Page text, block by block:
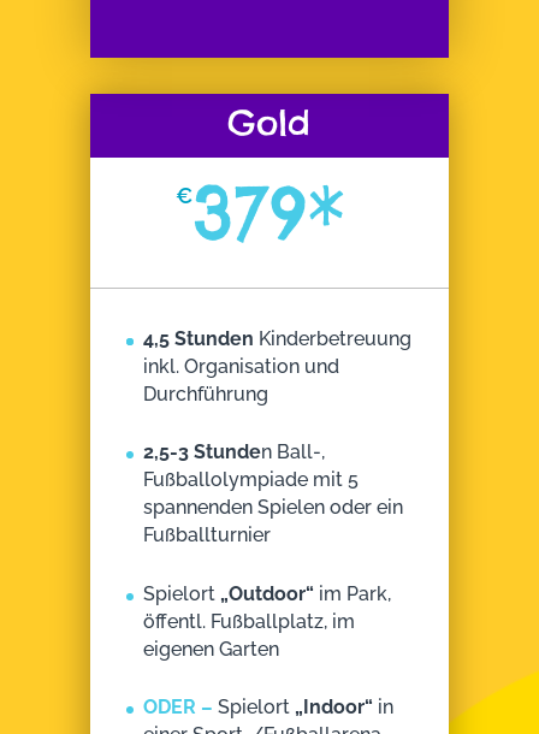
Gold
€379*
4,5 Stunden Kinderbetreuung
inkl. Organisation und
Durchführung
2,5-3 Stunden Ball-,
Fußballolympiade mit 5
spannenden Spielen oder ein
Fußballturnier
Spielort „Outdoor“ im Park,
öffentl. Fußballplatz, im
eigenen Garten
ODER –Spielort „Indoor“ in